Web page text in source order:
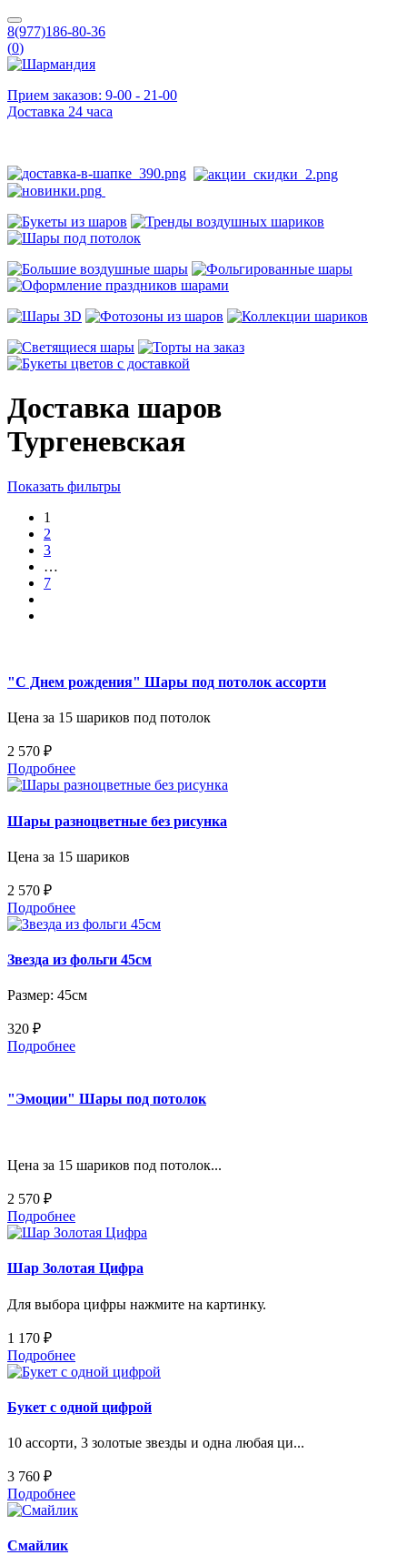
8(977)186-80-36
(0)
Прием заказов: 9-00 - 21-00
Доставка 24 часа
Доставка шаров
Тургеневская
Показать фильтры
1
2
3
…
7
"С Днем рождения" Шары под потолок ассорти
Цена за 15 шариков под потолок
2 570 ₽
Подробнее
Шары разноцветные без рисунка
Цена за 15 шариков
2 570 ₽
Подробнее
Звезда из фольги 45см
Размер: 45см
320 ₽
Подробнее
"Эмоции" Шары под потолок
Цена за 15 шариков под потолок...
2 570 ₽
Подробнее
Шар Золотая Цифра
Для выбора цифры нажмите на картинку.
1 170 ₽
Подробнее
Букет с одной цифрой
10 ассорти, 3 золотые звезды и одна любая ци...
3 760 ₽
Подробнее
Смайлик